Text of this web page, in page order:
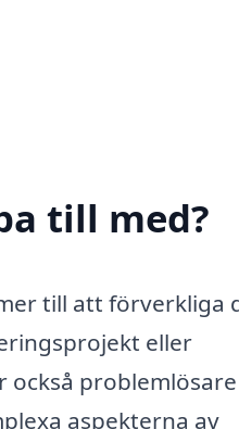
till med?
till att förverkliga
eller
också
aspekterna av